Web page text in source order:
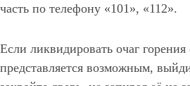
часть по телефону «101», «112».
Если ликвидировать очаг
представляется возможным,